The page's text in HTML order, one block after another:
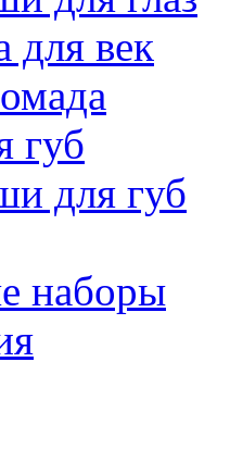
для век
губ
для губ
наборы